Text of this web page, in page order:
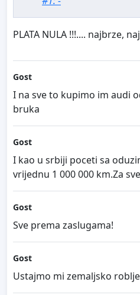
PLATA NULA !!!.... najbrze,
Gost
I na sve to kupimo im audi
bruka
Gost
I kao u srbiji poceti sa
vrijednu 1 000 000 km.Za
Gost
Sve prema zaslugama!
Gost
Ustajmo mi zemaljsko